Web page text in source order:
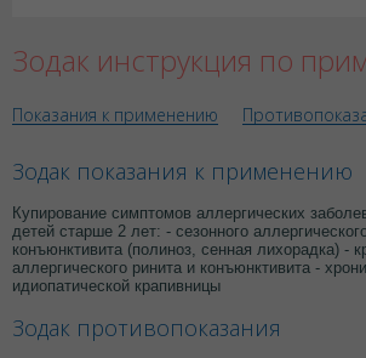
Зодак инструкция по
Показания к применению
Зодак показания к применению
Купирование симптомов аллергических
детей старше 2 лет: - сезонного
конъюнктивита (полиноз, сенная лихорадка) -
аллергического ринита и конъюнктивита -
идиопатической крапивницы
Зодак противопоказания